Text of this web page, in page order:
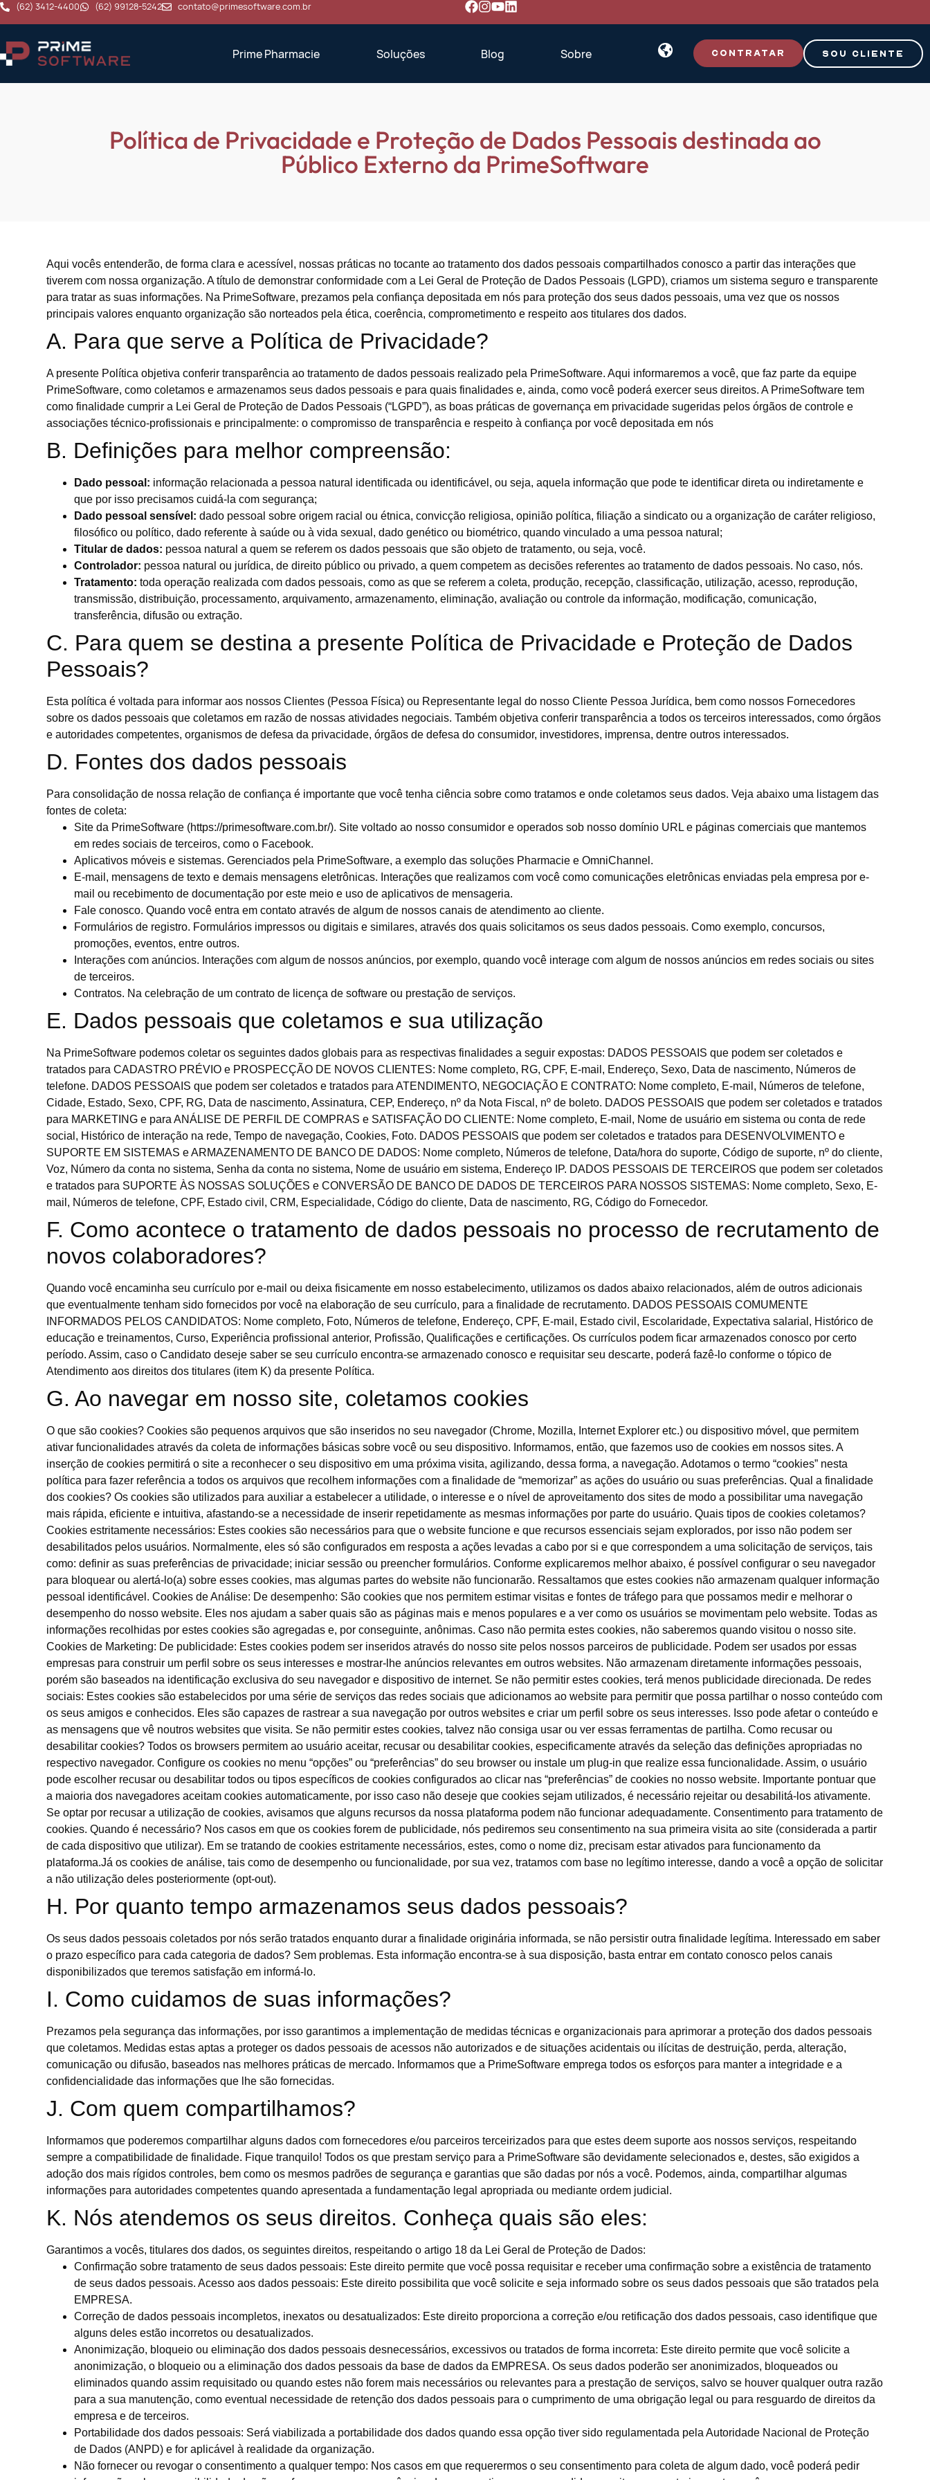
(62) 3412-4400 (62) 99128-5242 contato@primesoftware.com.br
Prime Pharmacie Soluções Blog Sobre CONTRATAR SOU CLIENTE
Política de Privacidade e Proteção de Dados Pessoais destinada ao
Público Externo da PrimeSoftware
Aqui vocês entenderão, de forma clara e acessível, nossas práticas no tocante ao tratamento dos dados pessoais compartilhados conosco a partir das interações que
tiverem com nossa organização. A título de demonstrar conformidade com a Lei Geral de Proteção de Dados Pessoais (LGPD), criamos um sistema seguro e transparente
para tratar as suas informações. Na PrimeSoftware, prezamos pela confiança depositada em nós para proteção dos seus dados pessoais, uma vez que os nossos
principais valores enquanto organização são norteados pela ética, coerência, comprometimento e respeito aos titulares dos dados.
A. Para que serve a Política de Privacidade?
A presente Política objetiva conferir transparência ao tratamento de dados pessoais realizado pela PrimeSoftware. Aqui informaremos a você, que faz parte da equipe
PrimeSoftware, como coletamos e armazenamos seus dados pessoais e para quais finalidades e, ainda, como você poderá exercer seus direitos. A PrimeSoftware tem
como finalidade cumprir a Lei Geral de Proteção de Dados Pessoais (“LGPD”), as boas práticas de governança em privacidade sugeridas pelos órgãos de controle e
associações técnico-profissionais e principalmente: o compromisso de transparência e respeito à confiança por você depositada em nós
B. Definições para melhor compreensão:
Dado pessoal: informação relacionada a pessoa natural identificada ou identificável, ou seja, aquela informação que pode te identificar direta ou indiretamente e
que por isso precisamos cuidá-la com segurança;
Dado pessoal sensível: dado pessoal sobre origem racial ou étnica, convicção religiosa, opinião política, filiação a sindicato ou a organização de caráter religioso,
filosófico ou político, dado referente à saúde ou à vida sexual, dado genético ou biométrico, quando vinculado a uma pessoa natural;
Titular de dados: pessoa natural a quem se referem os dados pessoais que são objeto de tratamento, ou seja, você.
Controlador: pessoa natural ou jurídica, de direito público ou privado, a quem competem as decisões referentes ao tratamento de dados pessoais. No caso, nós.
Tratamento: toda operação realizada com dados pessoais, como as que se referem a coleta, produção, recepção, classificação, utilização, acesso, reprodução,
transmissão, distribuição, processamento, arquivamento, armazenamento, eliminação, avaliação ou controle da informação, modificação, comunicação,
transferência, difusão ou extração.
C. Para quem se destina a presente Política de Privacidade e Proteção de Dados
Pessoais?
Esta política é voltada para informar aos nossos Clientes (Pessoa Física) ou Representante legal do nosso Cliente Pessoa Jurídica, bem como nossos Fornecedores
sobre os dados pessoais que coletamos em razão de nossas atividades negociais. Também objetiva conferir transparência a todos os terceiros interessados, como órgãos
e autoridades competentes, organismos de defesa da privacidade, órgãos de defesa do consumidor, investidores, imprensa, dentre outros interessados.
D. Fontes dos dados pessoais
Para consolidação de nossa relação de confiança é importante que você tenha ciência sobre como tratamos e onde coletamos seus dados. Veja abaixo uma listagem das
fontes de coleta:
Site da PrimeSoftware (https://primesoftware.com.br/). Site voltado ao nosso consumidor e operados sob nosso domínio URL e páginas comerciais que mantemos
em redes sociais de terceiros, como o Facebook.
Aplicativos móveis e sistemas. Gerenciados pela PrimeSoftware, a exemplo das soluções Pharmacie e OmniChannel.
E-mail, mensagens de texto e demais mensagens eletrônicas. Interações que realizamos com você como comunicações eletrônicas enviadas pela empresa por e-
mail ou recebimento de documentação por este meio e uso de aplicativos de mensageria.
Fale conosco. Quando você entra em contato através de algum de nossos canais de atendimento ao cliente.
Formulários de registro. Formulários impressos ou digitais e similares, através dos quais solicitamos os seus dados pessoais. Como exemplo, concursos,
promoções, eventos, entre outros.
Interações com anúncios. Interações com algum de nossos anúncios, por exemplo, quando você interage com algum de nossos anúncios em redes sociais ou sites
de terceiros.
Contratos. Na celebração de um contrato de licença de software ou prestação de serviços.
E. Dados pessoais que coletamos e sua utilização
Na PrimeSoftware podemos coletar os seguintes dados globais para as respectivas finalidades a seguir expostas: DADOS PESSOAIS que podem ser coletados e
tratados para CADASTRO PRÉVIO e PROSPECÇÃO DE NOVOS CLIENTES: Nome completo, RG, CPF, E-mail, Endereço, Sexo, Data de nascimento, Números de
telefone. DADOS PESSOAIS que podem ser coletados e tratados para ATENDIMENTO, NEGOCIAÇÃO E CONTRATO: Nome completo, E-mail, Números de telefone,
Cidade, Estado, Sexo, CPF, RG, Data de nascimento, Assinatura, CEP, Endereço, nº da Nota Fiscal, nº de boleto. DADOS PESSOAIS que podem ser coletados e tratados
para MARKETING e para ANÁLISE DE PERFIL DE COMPRAS e SATISFAÇÃO DO CLIENTE: Nome completo, E-mail, Nome de usuário em sistema ou conta de rede
social, Histórico de interação na rede, Tempo de navegação, Cookies, Foto. DADOS PESSOAIS que podem ser coletados e tratados para DESENVOLVIMENTO e
SUPORTE EM SISTEMAS e ARMAZENAMENTO DE BANCO DE DADOS: Nome completo, Números de telefone, Data/hora do suporte, Código de suporte, nº do cliente,
Voz, Número da conta no sistema, Senha da conta no sistema, Nome de usuário em sistema, Endereço IP. DADOS PESSOAIS DE TERCEIROS que podem ser coletados
e tratados para SUPORTE ÀS NOSSAS SOLUÇÕES e CONVERSÃO DE BANCO DE DADOS DE TERCEIROS PARA NOSSOS SISTEMAS: Nome completo, Sexo, E-
mail, Números de telefone, CPF, Estado civil, CRM, Especialidade, Código do cliente, Data de nascimento, RG, Código do Fornecedor.
F. Como acontece o tratamento de dados pessoais no processo de recrutamento de
novos colaboradores?
Quando você encaminha seu currículo por e-mail ou deixa fisicamente em nosso estabelecimento, utilizamos os dados abaixo relacionados, além de outros adicionais
que eventualmente tenham sido fornecidos por você na elaboração de seu currículo, para a finalidade de recrutamento. DADOS PESSOAIS COMUMENTE
INFORMADOS PELOS CANDIDATOS: Nome completo, Foto, Números de telefone, Endereço, CPF, E-mail, Estado civil, Escolaridade, Expectativa salarial, Histórico de
educação e treinamentos, Curso, Experiência profissional anterior, Profissão, Qualificações e certificações. Os currículos podem ficar armazenados conosco por certo
período. Assim, caso o Candidato deseje saber se seu currículo encontra-se armazenado conosco e requisitar seu descarte, poderá fazê-lo conforme o tópico de
Atendimento aos direitos dos titulares (item K) da presente Política.
G. Ao navegar em nosso site, coletamos cookies
O que são cookies? Cookies são pequenos arquivos que são inseridos no seu navegador (Chrome, Mozilla, Internet Explorer etc.) ou dispositivo móvel, que permitem
ativar funcionalidades através da coleta de informações básicas sobre você ou seu dispositivo. Informamos, então, que fazemos uso de cookies em nossos sites. A
inserção de cookies permitirá o site a reconhecer o seu dispositivo em uma próxima visita, agilizando, dessa forma, a navegação. Adotamos o termo “cookies” nesta
política para fazer referência a todos os arquivos que recolhem informações com a finalidade de “memorizar” as ações do usuário ou suas preferências. Qual a finalidade
dos cookies? Os cookies são utilizados para auxiliar a estabelecer a utilidade, o interesse e o nível de aproveitamento dos sites de modo a possibilitar uma navegação
mais rápida, eficiente e intuitiva, afastando-se a necessidade de inserir repetidamente as mesmas informações por parte do usuário. Quais tipos de cookies coletamos?
Cookies estritamente necessários: Estes cookies são necessários para que o website funcione e que recursos essenciais sejam explorados, por isso não podem ser
desabilitados pelos usuários. Normalmente, eles só são configurados em resposta a ações levadas a cabo por si e que correspondem a uma solicitação de serviços, tais
como: definir as suas preferências de privacidade; iniciar sessão ou preencher formulários. Conforme explicaremos melhor abaixo, é possível configurar o seu navegador
para bloquear ou alertá-lo(a) sobre esses cookies, mas algumas partes do website não funcionarão. Ressaltamos que estes cookies não armazenam qualquer informação
pessoal identificável. Cookies de Análise: De desempenho: São cookies que nos permitem estimar visitas e fontes de tráfego para que possamos medir e melhorar o
desempenho do nosso website. Eles nos ajudam a saber quais são as páginas mais e menos populares e a ver como os usuários se movimentam pelo website. Todas as
informações recolhidas por estes cookies são agregadas e, por conseguinte, anônimas. Caso não permita estes cookies, não saberemos quando visitou o nosso site.
Cookies de Marketing: De publicidade: Estes cookies podem ser inseridos através do nosso site pelos nossos parceiros de publicidade. Podem ser usados por essas
empresas para construir um perfil sobre os seus interesses e mostrar-lhe anúncios relevantes em outros websites. Não armazenam diretamente informações pessoais,
porém são baseados na identificação exclusiva do seu navegador e dispositivo de internet. Se não permitir estes cookies, terá menos publicidade direcionada. De redes
sociais: Estes cookies são estabelecidos por uma série de serviços das redes sociais que adicionamos ao website para permitir que possa partilhar o nosso conteúdo com
os seus amigos e conhecidos. Eles são capazes de rastrear a sua navegação por outros websites e criar um perfil sobre os seus interesses. Isso pode afetar o conteúdo e
as mensagens que vê noutros websites que visita. Se não permitir estes cookies, talvez não consiga usar ou ver essas ferramentas de partilha. Como recusar ou
desabilitar cookies? Todos os browsers permitem ao usuário aceitar, recusar ou desabilitar cookies, especificamente através da seleção das definições apropriadas no
respectivo navegador. Configure os cookies no menu “opções” ou “preferências” do seu browser ou instale um plug-in que realize essa funcionalidade. Assim, o usuário
pode escolher recusar ou desabilitar todos ou tipos específicos de cookies configurados ao clicar nas “preferências” de cookies no nosso website. Importante pontuar que
a maioria dos navegadores aceitam cookies automaticamente, por isso caso não deseje que cookies sejam utilizados, é necessário rejeitar ou desabilitá-los ativamente.
Se optar por recusar a utilização de cookies, avisamos que alguns recursos da nossa plataforma podem não funcionar adequadamente. Consentimento para tratamento de
cookies. Quando é necessário? Nos casos em que os cookies forem de publicidade, nós pediremos seu consentimento na sua primeira visita ao site (considerada a partir
de cada dispositivo que utilizar). Em se tratando de cookies estritamente necessários, estes, como o nome diz, precisam estar ativados para funcionamento da
plataforma.Já os cookies de análise, tais como de desempenho ou funcionalidade, por sua vez, tratamos com base no legítimo interesse, dando a você a opção de solicitar
a não utilização deles posteriormente (opt-out).
H. Por quanto tempo armazenamos seus dados pessoais?
Os seus dados pessoais coletados por nós serão tratados enquanto durar a finalidade originária informada, se não persistir outra finalidade legítima. Interessado em saber
o prazo específico para cada categoria de dados? Sem problemas. Esta informação encontra-se à sua disposição, basta entrar em contato conosco pelos canais
disponibilizados que teremos satisfação em informá-lo.
I. Como cuidamos de suas informações?
Prezamos pela segurança das informações, por isso garantimos a implementação de medidas técnicas e organizacionais para aprimorar a proteção dos dados pessoais
que coletamos. Medidas estas aptas a proteger os dados pessoais de acessos não autorizados e de situações acidentais ou ilícitas de destruição, perda, alteração,
comunicação ou difusão, baseados nas melhores práticas de mercado. Informamos que a PrimeSoftware emprega todos os esforços para manter a integridade e a
confidencialidade das informações que lhe são fornecidas.
J. Com quem compartilhamos?
Informamos que poderemos compartilhar alguns dados com fornecedores e/ou parceiros terceirizados para que estes deem suporte aos nossos serviços, respeitando
sempre a compatibilidade de finalidade. Fique tranquilo! Todos os que prestam serviço para a PrimeSoftware são devidamente selecionados e, destes, são exigidos a
adoção dos mais rígidos controles, bem como os mesmos padrões de segurança e garantias que são dadas por nós a você. Podemos, ainda, compartilhar algumas
informações para autoridades competentes quando apresentada a fundamentação legal apropriada ou mediante ordem judicial.
K. Nós atendemos os seus direitos. Conheça quais são eles:
Garantimos a vocês, titulares dos dados, os seguintes direitos, respeitando o artigo 18 da Lei Geral de Proteção de Dados:
Confirmação sobre tratamento de seus dados pessoais: Este direito permite que você possa requisitar e receber uma confirmação sobre a existência de tratamento
de seus dados pessoais. Acesso aos dados pessoais: Este direito possibilita que você solicite e seja informado sobre os seus dados pessoais que são tratados pela
EMPRESA.
Correção de dados pessoais incompletos, inexatos ou desatualizados: Este direito proporciona a correção e/ou retificação dos dados pessoais, caso identifique que
alguns deles estão incorretos ou desatualizados.
Anonimização, bloqueio ou eliminação dos dados pessoais desnecessários, excessivos ou tratados de forma incorreta: Este direito permite que você solicite a
anonimização, o bloqueio ou a eliminação dos dados pessoais da base de dados da EMPRESA. Os seus dados poderão ser anonimizados, bloqueados ou
eliminados quando assim requisitado ou quando estes não forem mais necessários ou relevantes para a prestação de serviços, salvo se houver qualquer outra razão
para a sua manutenção, como eventual necessidade de retenção dos dados pessoais para o cumprimento de uma obrigação legal ou para resguardo de direitos da
empresa e de terceiros.
Portabilidade dos dados pessoais: Será viabilizada a portabilidade dos dados quando essa opção tiver sido regulamentada pela Autoridade Nacional de Proteção
de Dados (ANPD) e for aplicável à realidade da organização.
Não fornecer ou revogar o consentimento a qualquer tempo: Nos casos em que requerermos o seu consentimento para coleta de algum dado, você poderá pedir